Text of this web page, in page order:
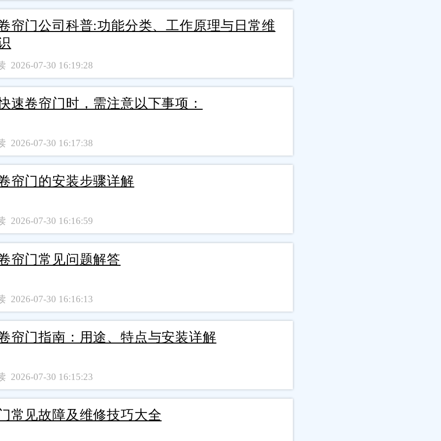
帘门公司科普:功能分类、工作原理与日常维
2026-07-30 16:19:28
速卷帘门时，需注意以下事项：
2026-07-30 16:17:38
帘门的安装步骤详解
2026-07-30 16:16:59
帘门常见问题解答
2026-07-30 16:16:13
帘门指南：用途、特点与安装详解
2026-07-30 16:15:23
常见故障及维修技巧大全